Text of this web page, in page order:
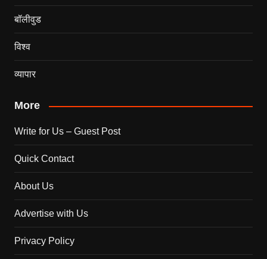
बॉलीवुड
विश्व
व्यापार
More
Write for Us – Guest Post
Quick Contact
About Us
Advertise with Us
Privacy Policy